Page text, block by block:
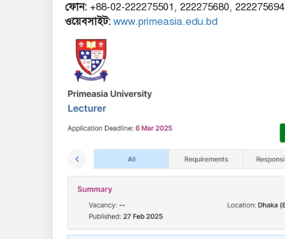
ফোন: +88-02-222275501, 222275680, 222275694
ওয়েবসাইট: www.primeasia.edu.bd